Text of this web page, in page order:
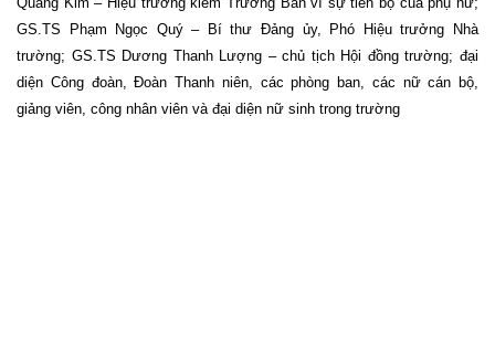
GS.TS Phạm Ngọc Quý – Bí thư Đảng ủy, Phó Hiệu trưởng Nhà
trường; GS.TS Dương Thanh Lượng – chủ tịch Hội đồng trường; đại
diện Công đoàn, Đoàn Thanh niên, các phòng ban, các nữ cán bộ,
giảng viên, công nhân viên và đại diện nữ sinh trong trường